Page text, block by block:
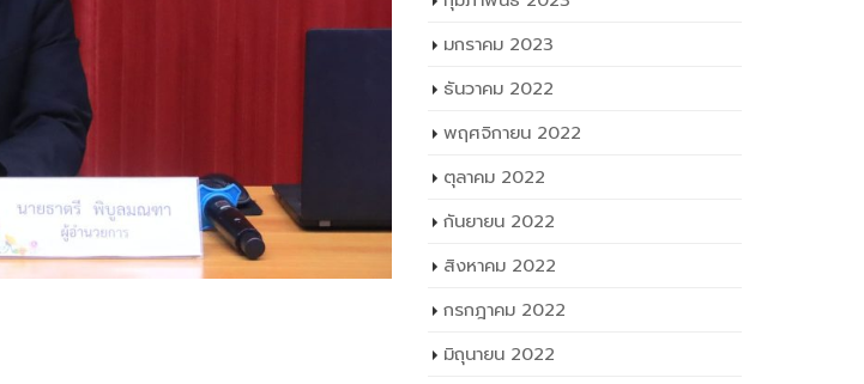
มกราคม 2023
ธันวาคม 2022
พฤศจิกายน 2022
ตุลาคม 2022
กันยายน 2022
สิงหาคม 2022
กรกฎาคม 2022
มิถุนายน 2022